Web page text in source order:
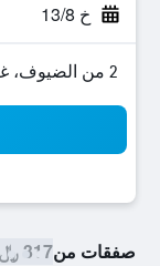
خ 13/8
2 من الضيوف، غرفة واحدة
صفقات من317 ﷼